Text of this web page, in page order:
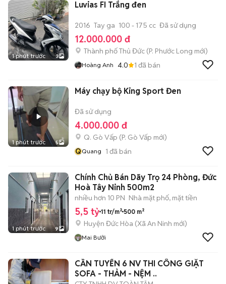
1 phút trước 3
Luvias FI Trắng đen
2016 Tay ga 100 - 175 cc Đã sử dụng
12.000.000 đ
Thành phố Thủ Đức (P. Phước Long mới)
Hoàng Anh 4.0 1 đã bán
1 phút trước 5
Máy chạy bộ King Sport Đen
Đã sử dụng
4.000.000 đ
Q. Gò Vấp (P. Gò Vấp mới)
QQuang 1 đã bán
1 phút trước 9
Chính Chủ Bán Dãy Trọ 24 Phòng, Đức
Hoà Tây Ninh 500m2
nhiều hơn 10 PN Nhà mặt phố, mặt tiền
5,5 tỷ 11 tr/m² 500 m²
Huyện Đức Hòa (Xã An Ninh mới)
Mai Bưởi
CẦN TUYỂN 6 NV THI CÔNG GIẶT
SOFA - THẢM - NỆM ..